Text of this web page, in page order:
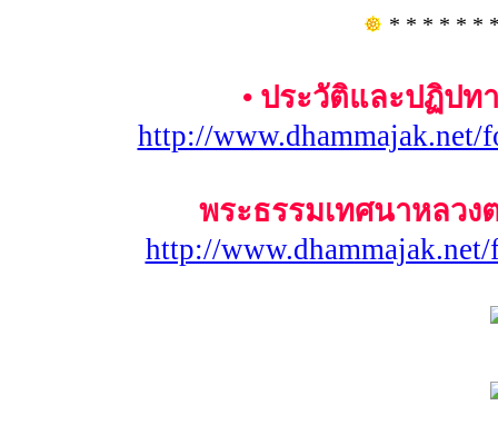
* * * * * *
• ประวัติและปฏิปท
http://
พระธรรมเทศนาหลวง
http://